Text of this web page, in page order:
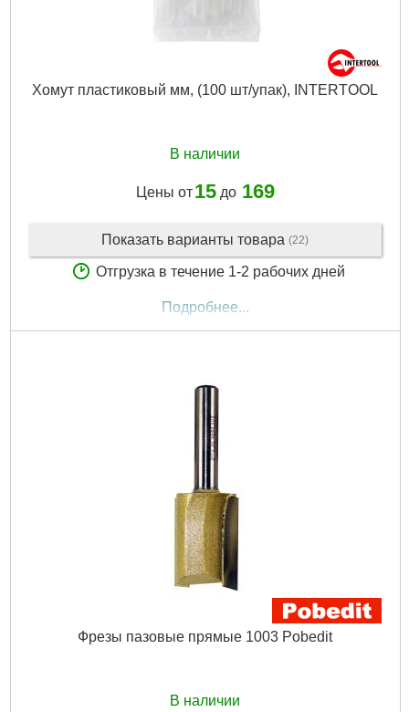
Хомут пластиковый мм, (100 шт/упак), INTERTOOL
В наличии
Цены от 15до 169
Показать варианты товара (22)
Отгрузка в течение 1-2 рабочих дней
Подробнее...
Фрезы пазовые прямые 1003 Pobedit
В наличии